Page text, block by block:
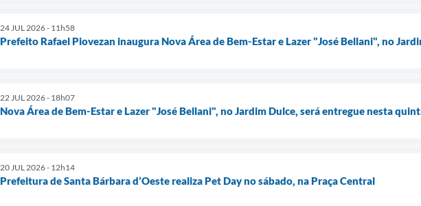
24 JUL 2026 - 11h58
Prefeito Rafael Piovezan inaugura Nova Área de Bem-Estar e Lazer "José Bellani", no
22 JUL 2026 - 18h07
Nova Área de Bem-Estar e Lazer "José Bellani", no Jardim Dulce, será entregue nesta
20 JUL 2026 - 12h14
Prefeitura de Santa Bárbara d’Oeste realiza Pet Day no sábado, na Praça Central